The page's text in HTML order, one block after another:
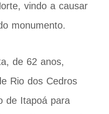
vindo a causar
monumento.
de 62 anos,
Rio dos Cedros
de Itapoá para